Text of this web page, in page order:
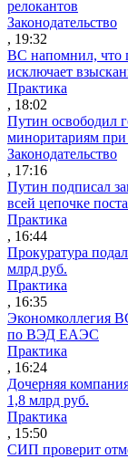
релокантов
Законодательство
, 19:32
ВС напомнил, что
исключает
Практика
, 18:02
Путин освободил
миноритариям при
Законодательство
, 17:16
Путин подписал
всей цепочке
Практика
, 16:44
Прокуратура
млрд руб.
Практика
, 16:35
Экономколлегия
по ВЭД ЕАЭС
Практика
, 16:24
Дочерняя
1,8 млрд руб.
Практика
, 15:50
СИП проверит